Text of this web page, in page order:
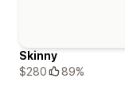
Skinny
$280
89%